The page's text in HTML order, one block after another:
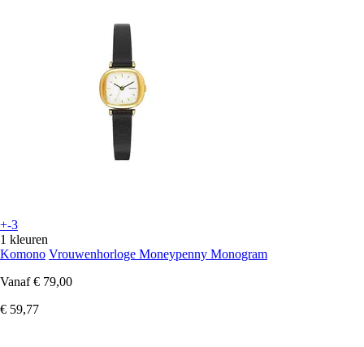
+-3
1 kleuren
Komono Vrouwenhorloge Moneypenny Monogram
Vanaf € 79,00
€ 59,77